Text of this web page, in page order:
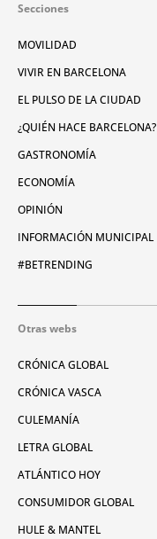
Secciones
MOVILIDAD
VIVIR EN BARCELONA
EL PULSO DE LA CIUDAD
¿QUIÉN HACE BARCELONA?
GASTRONOMÍA
ECONOMÍA
OPINIÓN
INFORMACIÓN MUNICIPAL
#BETRENDING
Otras webs
CRÓNICA GLOBAL
CRÓNICA VASCA
CULEMANÍA
LETRA GLOBAL
ATLÁNTICO HOY
CONSUMIDOR GLOBAL
HULE & MANTEL